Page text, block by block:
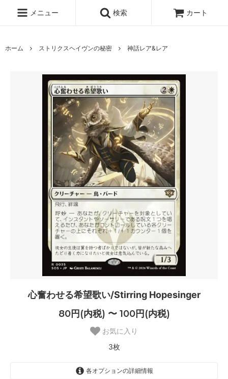
メニュー 検索 カート
ホーム ストリクスヘイヴンの秘密 神話レア&レア
心奮わせる希望歌い/Stirring Hopesinger
80円(内税) 〜 100円(内税)
お気に入り
3枚
各オプションの詳細情報